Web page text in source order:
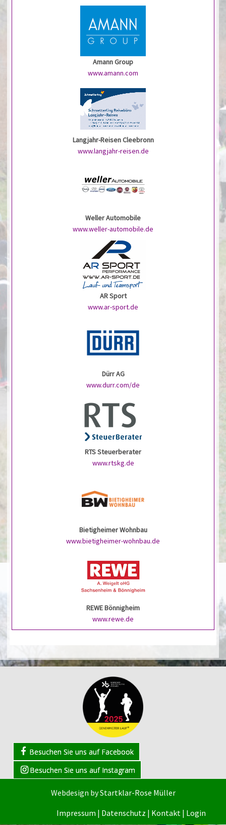
Amann Group
www.amann.com
Langjahr-Reisen Cleebronn
www.langjahr-reisen.de
Weller Automobile
www.weller-automobile.de
AR Sport
www.ar-sport.de
Dürr AG
www.durr.com/de
RTS Steuerberater
www.rtskg.de
Bietigheimer Wohnbau
www.bietigheimer-wohnbau.de
REWE Bönnigheim
www.rewe.de
Besuchen Sie uns auf Facebook
Besuchen Sie uns auf Instagram
Webdesign byStartklar-Rose Müller
Impressum | Datenschutz | Kontakt | Login